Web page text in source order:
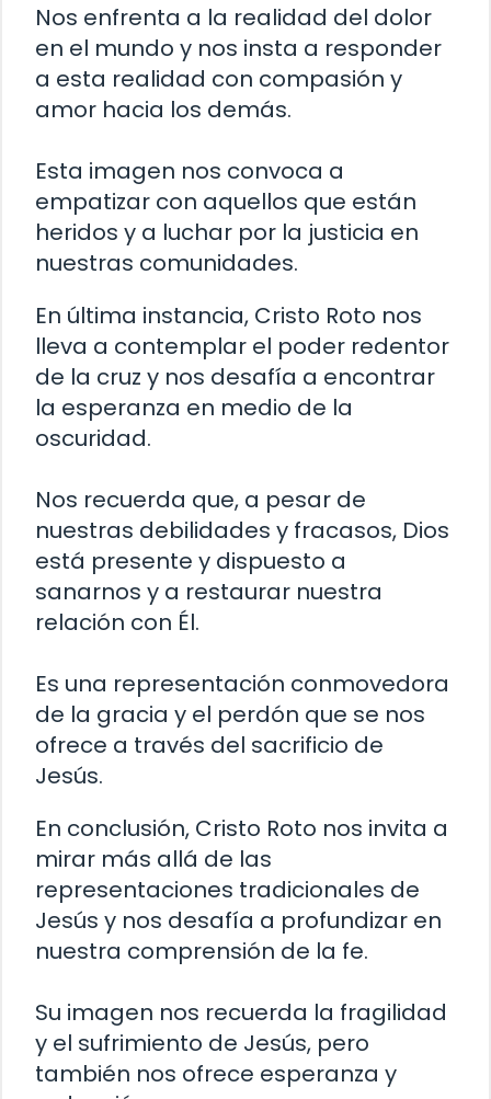
Nos enfrenta a la realidad del dolor
en el mundo y nos insta a responder
a esta realidad con compasión y
amor hacia los demás.
Esta imagen nos convoca a
empatizar con aquellos que están
heridos y a luchar por la justicia en
nuestras comunidades.
En última instancia, Cristo Roto nos
lleva a contemplar el poder redentor
de la cruz y nos desafía a encontrar
la esperanza en medio de la
oscuridad.
Nos recuerda que, a pesar de
nuestras debilidades y fracasos, Dios
está presente y dispuesto a
sanarnos y a restaurar nuestra
relación con Él.
Es una representación conmovedora
de la gracia y el perdón que se nos
ofrece a través del sacrificio de
Jesús.
En conclusión, Cristo Roto nos invita a
mirar más allá de las
representaciones tradicionales de
Jesús y nos desafía a profundizar en
nuestra comprensión de la fe.
Su imagen nos recuerda la fragilidad
y el sufrimiento de Jesús, pero
también nos ofrece esperanza y